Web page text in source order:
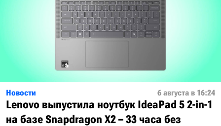
Новости 6 августа в 16:24
Lenovo выпустила ноутбук IdeaPad 5 2-in-1
на базе Snapdragon X2 – 33 часа без